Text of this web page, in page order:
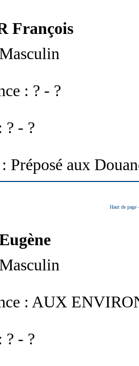
François
: ? - ?
? - ?
Préposé aux
Haut de page
: AUX
? - ?